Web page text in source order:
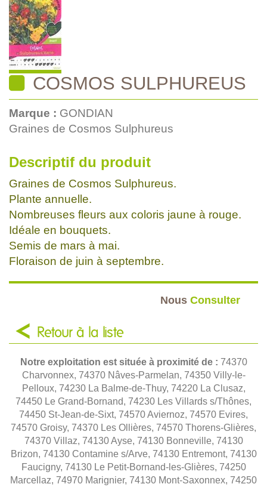
COSMOS SULPHUREUS
Marque : GONDIAN
Graines de Cosmos Sulphureus
Descriptif du produit
Graines de Cosmos Sulphureus.
Plante annuelle.
Nombreuses fleurs aux coloris jaune à rouge.
Idéale en bouquets.
Semis de mars à mai.
Floraison de juin à septembre.
Nous Consulter
Retour à la liste
Notre exploitation est située à proximité de : 74370
Charvonnex, 74370 Nâves-Parmelan, 74350 Villy-le-
Pelloux, 74230 La Balme-de-Thuy, 74220 La Clusaz,
74450 Le Grand-Bornand, 74230 Les Villards s/Thônes,
74450 St-Jean-de-Sixt, 74570 Aviernoz, 74570 Evires,
74570 Groisy, 74370 Les Ollières, 74570 Thorens-Glières,
74370 Villaz, 74130 Ayse, 74130 Bonneville, 74130
Brizon, 74130 Contamine s/Arve, 74130 Entremont, 74130
Faucigny, 74130 Le Petit-Bornand-les-Glières, 74250
Marcellaz, 74970 Marignier, 74130 Mont-Saxonnex, 74250